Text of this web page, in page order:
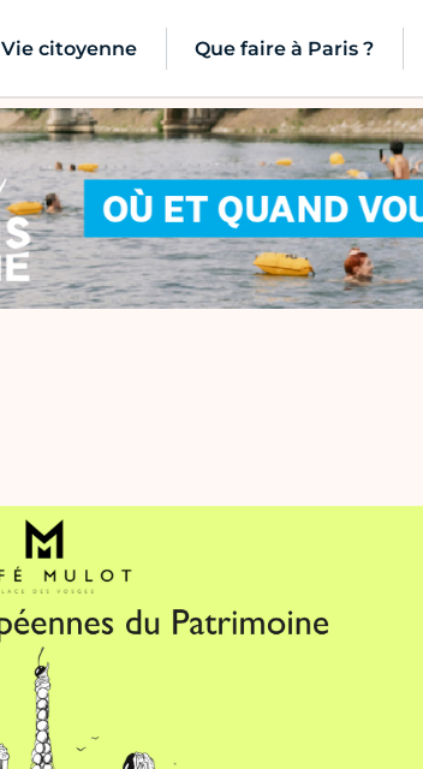
Vie citoyenne Que faire à Paris ?